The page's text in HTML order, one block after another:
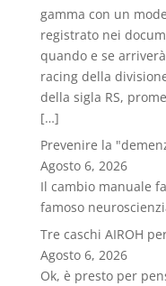
gamma con un
registrato nei
quando e se
racing della
della sigla RS,
[…]
Prevenire la
Agosto 6, 2026
Il cambio manuale
famoso
Tre caschi AIROH
Agosto 6, 2026
Ok, è presto per